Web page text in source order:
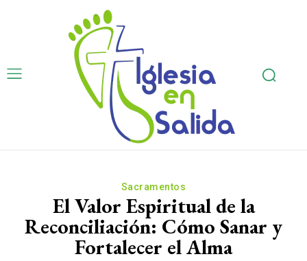
Sacramentos
El Valor Espiritual de la
Reconciliación: Cómo Sanar y
Fortalecer el Alma